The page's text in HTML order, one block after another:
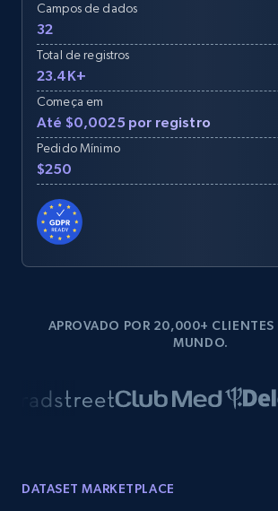
Campos de dados
32
Total de registros
23.4K+
Começa em
Até $0,0025 por registro
Pedido Mínimo
$250
APROVADO POR 20,000+ CLIENTES
MUNDO.
DATASET MARKETPLACE